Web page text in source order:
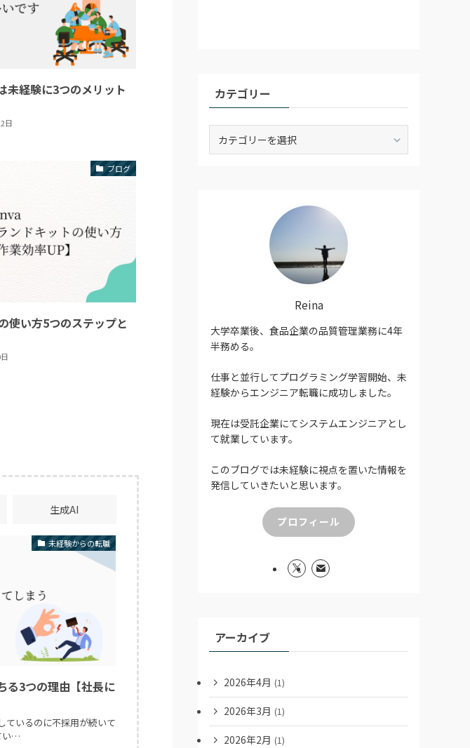
未経験に3つのメリット
日
ブログ
使い方5つのステップと
生成AI
未経験からの転職
る3つの理由【社長に
ているのに不採用が続いて
い…
カテゴリー
Reina
大学卒業後、食品企業の品質管理業務に4年
半務める。
仕事と並行してプログラミング学習開始、未
経験からエンジニア転職に成功しました。
現在は受託企業にてシステムエンジニアとし
て就業しています。
このブログでは未経験に視点を置いた情報を
発信していきたいと思います。
プロフィール
アーカイブ
2026年4月 (1)
2026年3月 (1)
2026年2月 (1)